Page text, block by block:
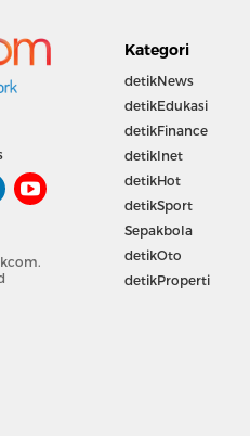
Kategori
detikNews
detikEdukasi
detikFinance
detikInet
detikHot
detikSport
Sepakbola
detikOto
detikProperti